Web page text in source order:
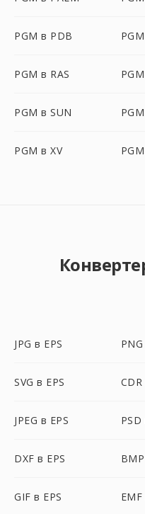
PGM в PDB
PGM в RAS
PGM в SUN
PGM в XV
JPG в EPS
SVG в EPS CDR
JPEG в EPS PSD
DXF в EPS
GIF в EPS EMF